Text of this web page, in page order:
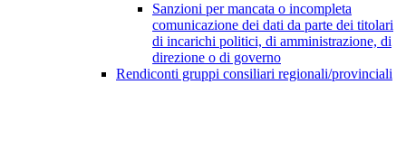
Sanzioni per mancata o incompleta
comunicazione dei dati da parte dei titolari
di incarichi politici, di amministrazione, di
direzione o di governo
Rendiconti gruppi consiliari regionali/provinciali